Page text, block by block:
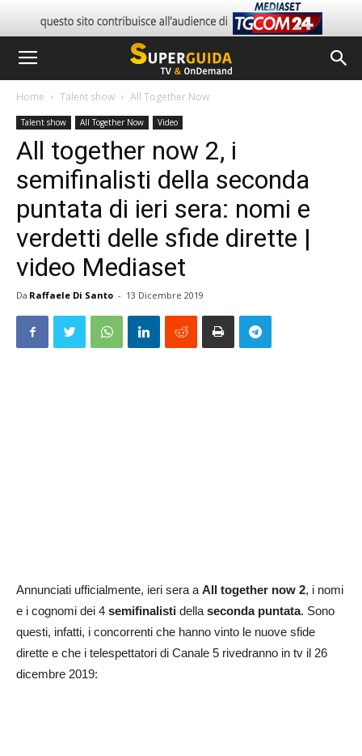
Home Talent show All Together Now
Talent show All Together Now Video
All together now 2, i
semifinalisti della seconda
puntata di ieri sera: nomi e
verdetti delle sfide dirette |
video Mediaset
Da Raffaele Di Santo - 13 Dicembre 2019
Annunciati ufficialmente, ieri sera aAll together now 2, i nomi
e i cognomi dei 4 semifinalisti dellaseconda puntata. Sono
questi, infatti, i concorrenti che hanno vinto le nuove sfide
dirette e che i telespettatori di Canale 5 rivedranno in tv il 26
dicembre 2019: